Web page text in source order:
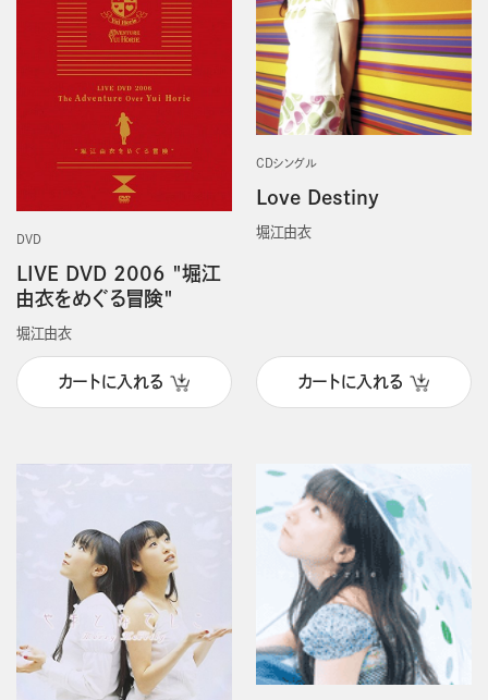
DVD
LIVE DVD 2006 "堀江
由衣をめぐる冒険"
堀江由衣
カートに入れる
CDシングル
Love Destiny
堀江由衣
カートに入れる